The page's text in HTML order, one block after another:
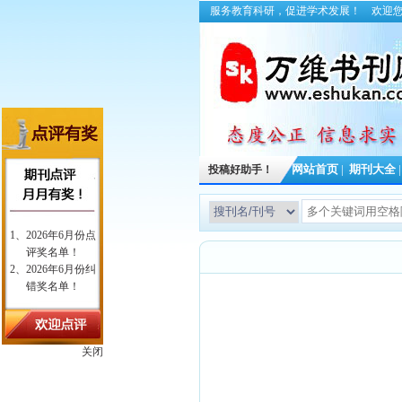
服务教育科研，促进学术发展！ 欢迎
投稿好助手！ 网站首页 期刊大全
关闭